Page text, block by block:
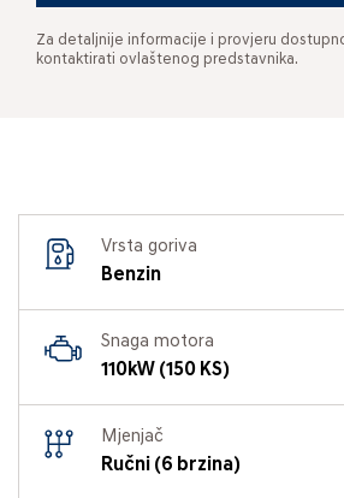
Za detaljnije informacije i provjeru
kontaktirati ovlaštenog predstavnika.
Vrsta goriva
Benzin
Snaga motora
110kW (150 KS)
Mjenjač
Ručni (6 brzina)